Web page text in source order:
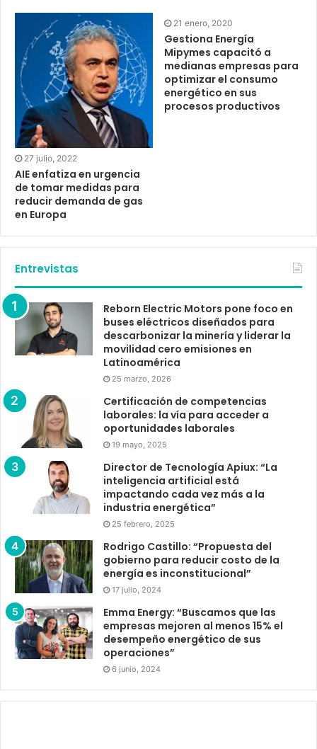
27 julio, 2022
AIE enfatiza en urgencia
de tomar medidas para
reducir demanda de gas
en Europa
21 enero, 2020
Gestiona Energía
Mipymes capacitó a
medianas empresas para
optimizar el consumo
energético en sus
procesos productivos
Entrevistas
Reborn Electric Motors pone foco en
buses eléctricos diseñados para
descarbonizar la minería y liderar la
movilidad cero emisiones en
Latinoamérica
25 marzo, 2026
Certificación de competencias
laborales: la vía para acceder a
oportunidades laborales
19 mayo, 2025
Director de Tecnología Apiux: “La
inteligencia artificial está
impactando cada vez más a la
industria energética”
25 febrero, 2025
Rodrigo Castillo: “Propuesta del
gobierno para reducir costo de la
energía es inconstitucional”
17 julio, 2024
Emma Energy: “Buscamos que las
empresas mejoren al menos 15% el
desempeño energético de sus
operaciones”
6 junio, 2024